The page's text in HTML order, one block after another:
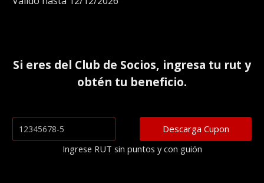
Si eres del Club de Socios, ingresa tu rut y
obtén tu beneficio.
Ingrese RUT sin puntos y con guión